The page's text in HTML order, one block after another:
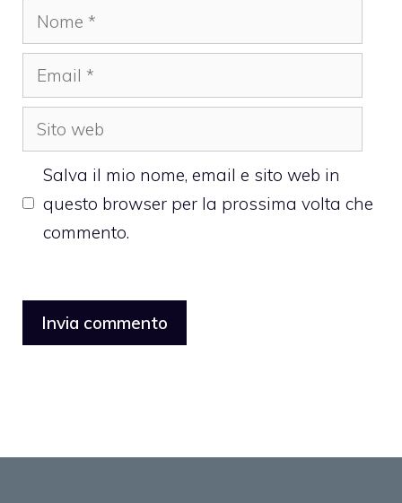
Nome
Email
Sito
web
Salva il mio nome, email e sito web in
questo browser per la prossima volta che
commento.